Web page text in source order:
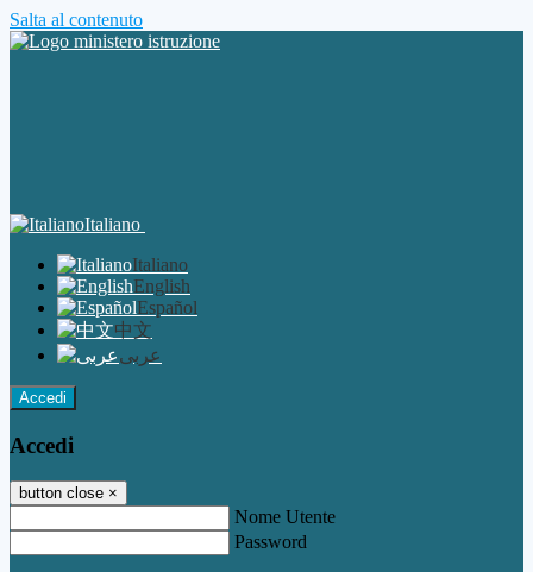
Salta al contenuto
Italiano
Italiano
English
Español
中文
عربى
Accedi
Accedi
button close ×
Nome Utente
Password